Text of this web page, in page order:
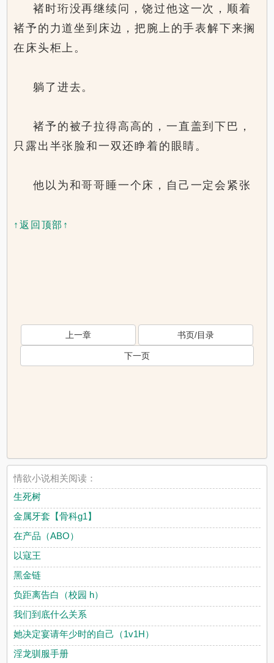
褚时珩没再继续问，饶过他这一次，顺着
褚予的力道坐到床边，把腕上的手表解下来搁
在床头柜上。
躺了进去。
褚予的被子拉得高高的，一直盖到下巴，
只露出半张脸和一双还睁着的眼睛。
他以为和哥哥睡一个床，自己一定会紧张
↑返回顶部↑
上一章 书页/目录
下一页
情欲小说相关阅读：
生死树
金属牙套【骨科g1】
在产品（ABO）
以寇王
黑金链
负距离告白（校园 h）
我们到底什么关系
她决定宴请年少时的自己（1v1H）
淫龙驯服手册